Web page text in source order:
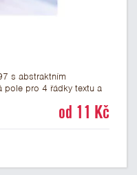
s abstraktním
pole pro 4 řádky textu a
s univerzálnímod 11 Kč